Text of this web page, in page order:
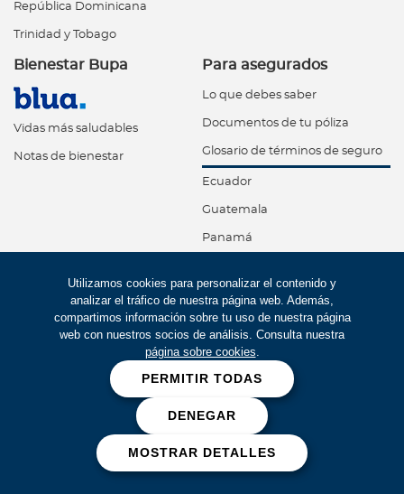
Utilizamos cookies para personalizar el contenido y
analizar el tráfico de nuestra página web. Además,
compartimos información sobre tu uso de nuestra página
web con nuestros socios de análisis. Consulta nuestra
página sobre cookies.
PERMITIR TODAS
DENEGAR
MOSTRAR DETALLES
República Dominicana
Trinidad y Tobago
Bienestar Bupa
Vidas más saludables
Notas de bienestar
Para asegurados
Lo que debes saber
Documentos de tu póliza
Glosario de términos de seguro
Ecuador
Guatemala
Panamá
Trinidad y Tobago
One Health
Programas de reducción
Dejando huella